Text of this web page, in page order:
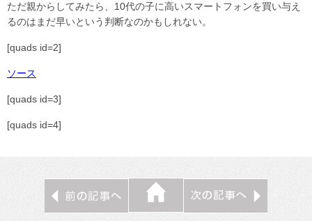
ただ親からしてみたら、10代の子に高いスマートフォンを買い与え
るのはまだ早いという判断なのかもしれない。
[quads id=2]
ソース
[quads id=3]
[quads id=4]